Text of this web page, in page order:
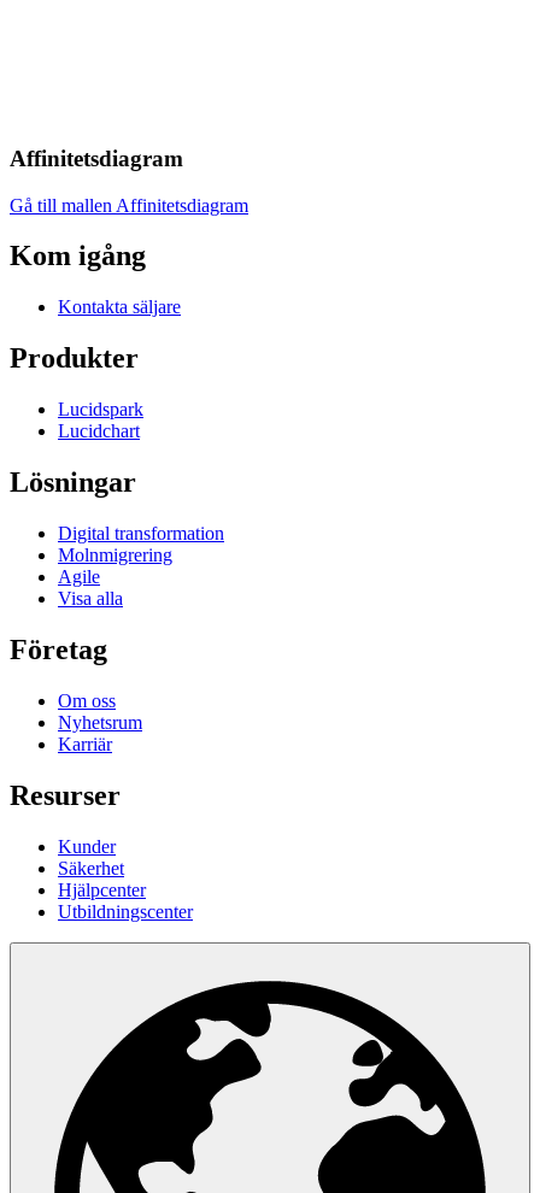
Affinitetsdiagram
Gå till mallen Affinitetsdiagram
Kom igång
Kontakta säljare
Produkter
Lucidspark
Lucidchart
Lösningar
Digital transformation
Molnmigrering
Agile
Visa alla
Företag
Om oss
Nyhetsrum
Karriär
Resurser
Kunder
Säkerhet
Hjälpcenter
Utbildningscenter